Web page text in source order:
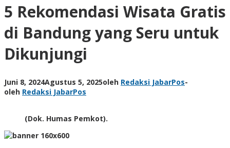
5 Rekomendasi Wisata Gratis
di Bandung yang Seru untuk
Dikunjungi
Juni 8, 2024Agustus 5, 2025oleh Redaksi JabarPos-
oleh Redaksi JabarPos
(Dok. Humas Pemkot).